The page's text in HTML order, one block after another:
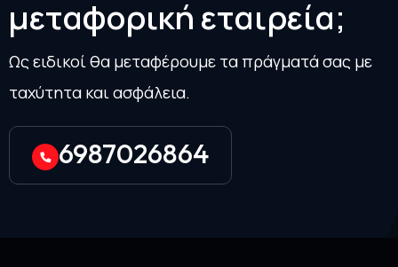
μεταφορική εταιρεία;
Ως ειδικοί θα μεταφέρουμε τα πράγματά σας με
ταχύτητα και ασφάλεια.
6987026864